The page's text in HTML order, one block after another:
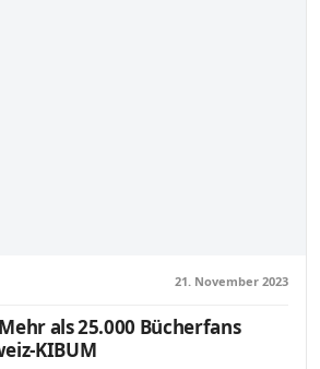
21. November 2023
als 25.000 Bücherfans
KIBUM